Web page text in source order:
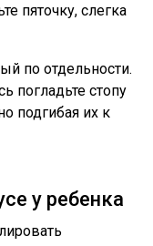
пяточку, слегка
по отдельности.
погладьте стопу
подгибая их к
у ребенка